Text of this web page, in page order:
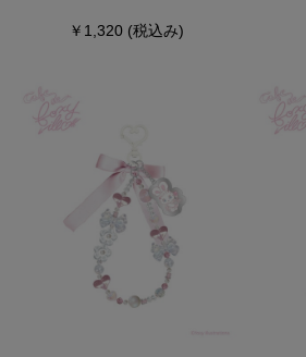
￥1,320 (税込み)